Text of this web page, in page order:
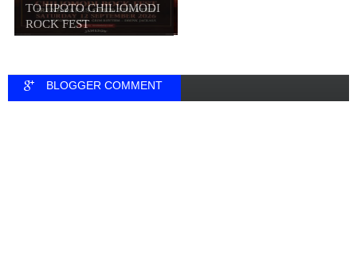
ΤΟ ΠΡΩΤΟ CHILIOMODI
ROCK FEST
BLOGGER COMMENT